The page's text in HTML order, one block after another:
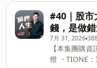
加贈百優乳霜 7ml ・推薦碼
※ 部分官網額
意效期的朋友
項。 👉 購買連結：
https://
━━━━━━━ 💡 喜光全光譜護眼
#40｜股市
錢，是做
7月 31, 2026
【本集團購資訊】 💡 喜光全光
燈 ・TIONE：適合兒童與需要彈性調整照